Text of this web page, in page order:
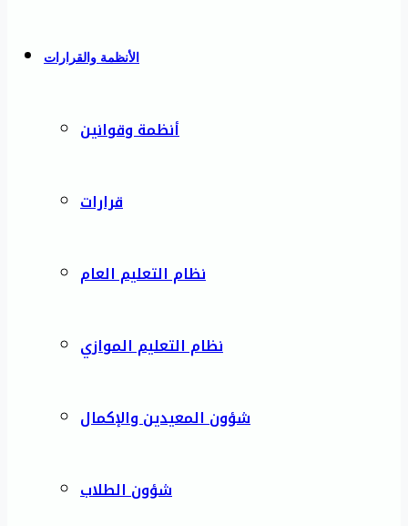
الأنظمة والقرارات
أنظمة وقوانين
قرارات
نظام التعليم العام
نظام التعليم الموازي
شؤون المعيدين والإكمال
شؤون الطلاب